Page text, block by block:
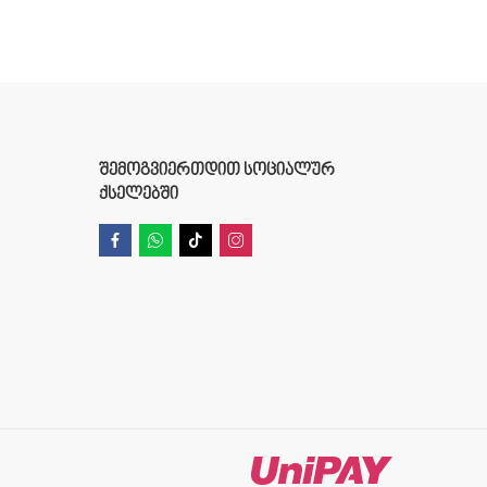
ᲨᲔᲛᲝᲒᲕᲘᲔᲠᲗᲓᲘᲗ ᲡᲝᲪᲘᲐᲚᲣᲠ
ᲥᲡᲔᲚᲔᲑᲨᲘ